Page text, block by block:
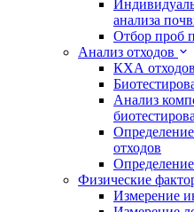
анализа
Отбор проб
Анализ отходов
КХА отходов
Анализ
отходов
Определение
Физические
Измерение